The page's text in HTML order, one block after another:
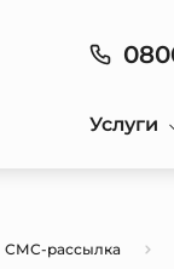
Услуги
СМС-рассылка